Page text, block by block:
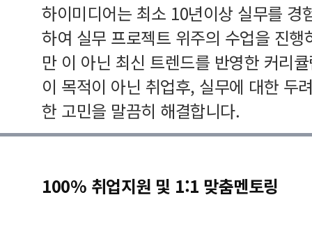
하이미디어는 최소 10년이상 실무를 경
하여 실무 프로젝트 위주의 수업을 진
만 이 아닌 최신 트렌드를 반영한 커리
이 목적이 아닌 취업후, 실무에 대한 두
한 고민을 말끔히 해결합니다.
100% 취업지원 및 1:1 맞춤멘토링